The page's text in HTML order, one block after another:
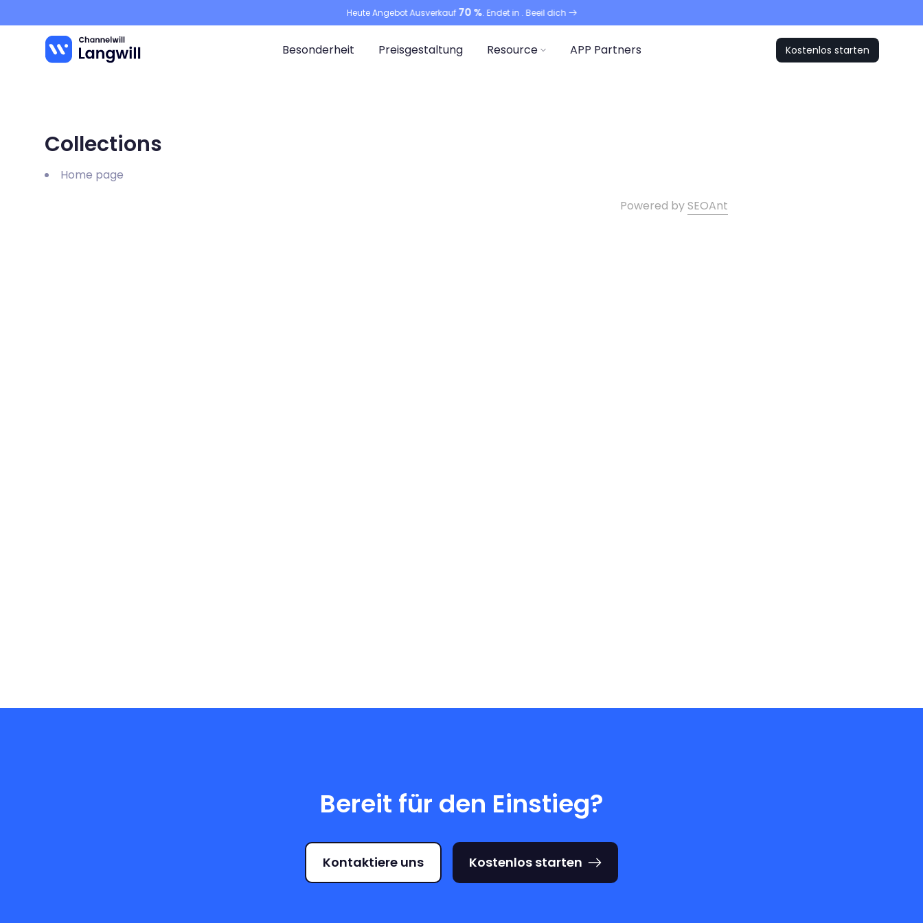
zum
Heute Angebot Ausverkauf70 %. Endet in . Beeil dich
Besonderheit Preisgestaltung Resource APP Partners Kostenlos starten
Collections
Home page
Powered bySEOAnt
Bereit für den Einstieg?
Kontaktiere uns Kostenlos starten